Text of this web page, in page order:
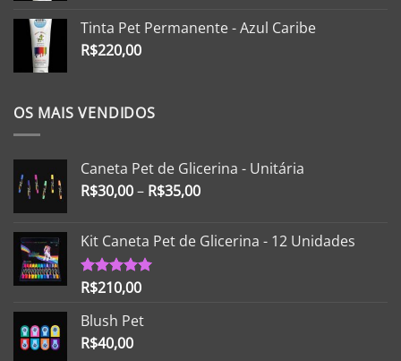
Tinta Pet Permanente - Azul Caribe
R$220,00
OS MAIS VENDIDOS
Caneta Pet de Glicerina - Unitária
R$30,00– R$35,00
Kit Caneta Pet de Glicerina - 12 Unidades
Avaliação
R$210,00
Blush Pet
R$40,00